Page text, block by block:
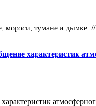
мороси, тумане и дымке.
характеристик